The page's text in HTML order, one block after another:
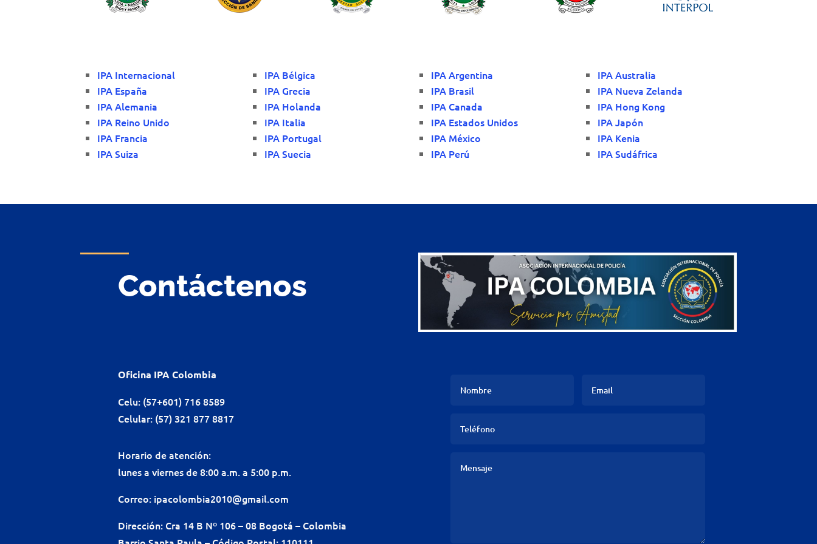
IPA Internacional
IPA España
IPA Alemania
IPA Reino Unido
IPA Francia
IPA Suiza
IPA Bélgica
IPA Grecia
IPA Holanda
IPA Italia
IPA Portugal
IPA Suecia
IPA Argentina
IPA Brasil
IPA Canada
IPA Estados Unidos
IPA México
IPA Perú
IPA Australia
IPA Nueva Zelanda
IPA Hong Kong
IPA Japón
IPA Kenia
IPA Sudáfrica
Contáctenos
Oficina IPA Colombia
Celu: (57+601) 716 8589
Celular: (57) 321 877 8817
Horario de atención:
lunes a viernes de 8:00 a.m. a 5:00 p.m.
Correo: ipacolombia2010@gmail.com
Dirección: Cra 14 B Nº 106 – 08 Bogotá – Colombia